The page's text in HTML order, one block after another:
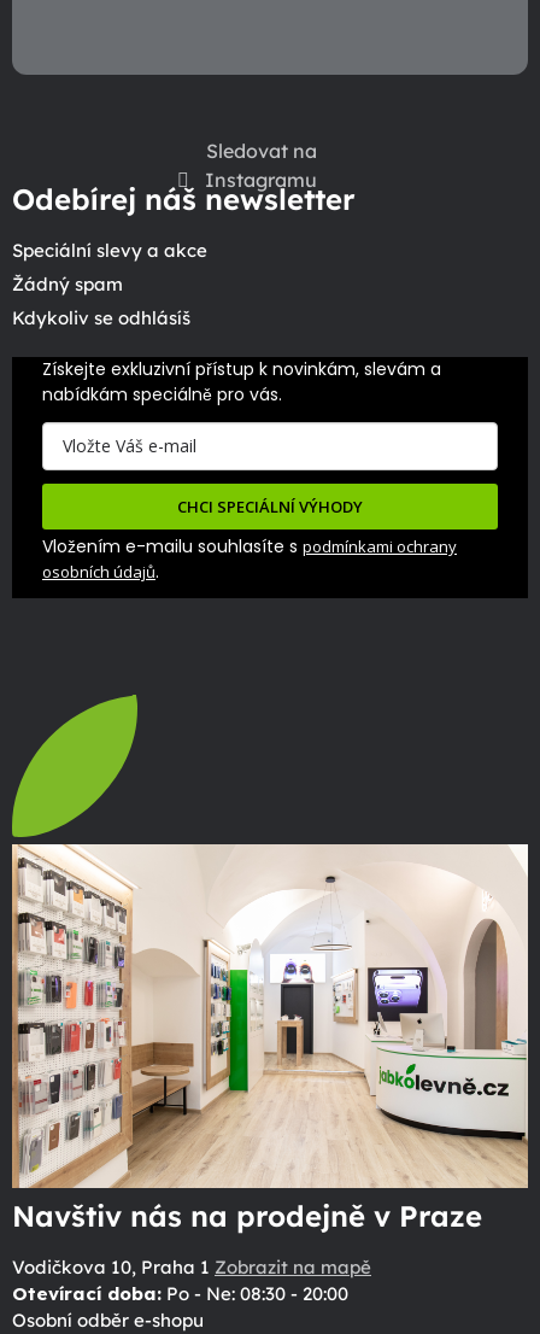
Sledovat na
Instagramu
Odebírej náš newsletter
Speciální slevy a akce
Žádný spam
Kdykoliv se odhlásíš
Získejte exkluzivní přístup k novinkám, slevám a
nabídkám speciálně pro vás.
CHCI SPECIÁLNÍ VÝHODY
Vložením e-mailu souhlasíte s podmínkami ochrany
osobních údajů.
Navštiv nás na prodejně v Praze
Vodičkova 10, Praha 1 Zobrazit na mapě
Otevírací doba: Po - Ne: 08:30 - 20:00
Osobní odběr e-shopu